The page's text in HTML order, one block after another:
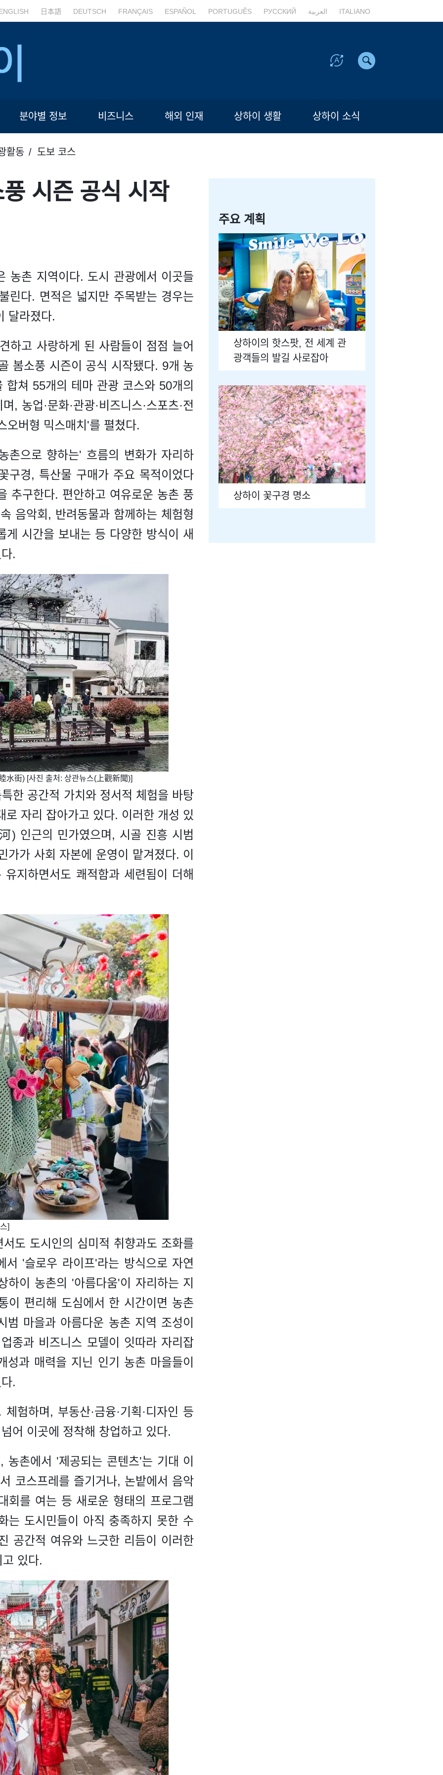
日本語 DEUTSCH FRANÇAIS ESPAÑOL PORTUGUÊS РУССКИЙ العربية ITALIANO
분야별 정보 비즈니스 해외 인재 상하이 생활 상하이 소식
활동 도보 코스
시즌 공식 시작
농촌 지역이다. 도시 관광에서 이곳들
린다. 면적은 넓지만 주목받는 경우는
달라졌다.
하고 사랑하게 된 사람들이 점점 늘어
봄소풍 시즌이 공식 시작됐다. 9개 농
쳐 55개의 테마 관광 코스와 50개의
, 농업·문화·관광·비즈니스·스포츠·전
오버형 믹스매치'를 펼쳤다.
촌으로 향하는' 흐름의 변화가 자리하
구경, 특산물 구매가 주요 목적이었다
추구한다. 편안하고 여유로운 농촌 풍
음악회, 반려동물과 함께하는 체험형
게 시간을 보내는 등 다양한 방식이 새
.
水街) [사진 출처: 상관뉴스(上觀新聞)]
한 공간적 가치와 정서적 체험을 바탕
자리 잡아가고 있다. 이러한 개성 있
) 인근의 민가였으며, 시골 진흥 시범
가 사회 자본에 운영이 맡겨졌다. 이
지하면서도 쾌적함과 세련됨이 더해
]
도 도시인의 심미적 취향과도 조화를
'슬로우 라이프'라는 방식으로 자연
하이 농촌의 '아름다움'이 자리하는 지
이 편리해 도심에서 한 시간이면 농촌
마을과 아름다운 농촌 지역 조성이
종과 비즈니스 모델이 잇따라 자리잡
과 매력을 지닌 인기 농촌 마을들이
.
험하며, 부동산·금융·기획·디자인 등
어 이곳에 정착해 창업하고 있다.
촌에서 '제공되는 콘텐츠'는 기대 이
코스프레를 즐기거나, 논밭에서 음악
회를 여는 등 새로운 형태의 프로그램
는 도시민들이 아직 충족하지 못한 수
공간적 여유와 느긋한 리듬이 이러한
있다.
주요 계획
상하이의 핫스팟, 전 세계 관
광객들의 발길 사로잡아
상하이 꽃구경 명소